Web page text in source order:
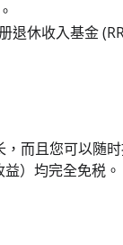
休收入基金
而且您可以随
）均完全免税。